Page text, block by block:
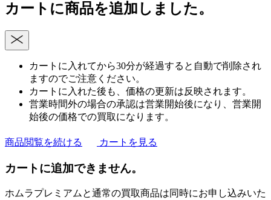
カートに商品を追加しました。
カートに入れてから30分が経過すると自動で削除され
ますのでご注意ください。
カートに入れた後も、価格の更新は反映されます。
営業時間外の場合の承認は営業開始後になり、営業開
始後の価格での買取になります。
商品閲覧を続ける カートを見る
カートに追加できません。
ホムラプレミアムと通常の買取商品は同時にお申し込みいた